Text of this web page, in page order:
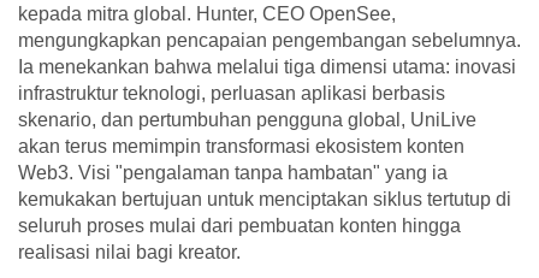
kepada mitra global. Hunter, CEO OpenSee,
mengungkapkan pencapaian pengembangan sebelumnya.
Ia menekankan bahwa melalui tiga dimensi utama: inovasi
infrastruktur teknologi, perluasan aplikasi berbasis
skenario, dan pertumbuhan pengguna global, UniLive
akan terus memimpin transformasi ekosistem konten
Web3. Visi "pengalaman tanpa hambatan" yang ia
kemukakan bertujuan untuk menciptakan siklus tertutup di
seluruh proses mulai dari pembuatan konten hingga
realisasi nilai bagi kreator.